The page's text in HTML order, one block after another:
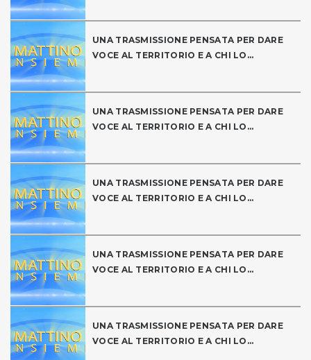
UNA TRASMISSIONE PENSATA PER DARE
VOCE AL TERRITORIO E A CHI LO...
UNA TRASMISSIONE PENSATA PER DARE
VOCE AL TERRITORIO E A CHI LO...
UNA TRASMISSIONE PENSATA PER DARE
VOCE AL TERRITORIO E A CHI LO...
UNA TRASMISSIONE PENSATA PER DARE
VOCE AL TERRITORIO E A CHI LO...
UNA TRASMISSIONE PENSATA PER DARE
VOCE AL TERRITORIO E A CHI LO...